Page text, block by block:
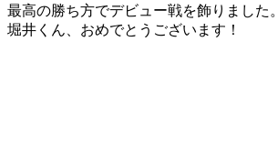
最高の勝ち方でデビュー戦を飾りました。
堀井くん、おめでとうございます！